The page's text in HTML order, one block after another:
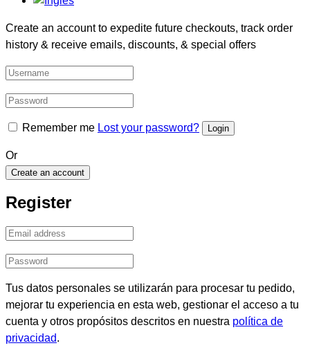
Create an account to expedite future checkouts, track order
history & receive emails, discounts, & special offers
Remember me Lost your password?
Or
Create an account
Register
Tus datos personales se utilizarán para procesar tu pedido,
mejorar tu experiencia en esta web, gestionar el acceso a tu
cuenta y otros propósitos descritos en nuestra política de
privacidad.